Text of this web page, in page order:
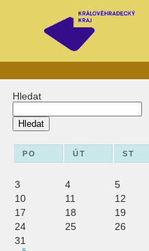
Hledat
Hledat
PO ÚT ST
3 4
5
10
11
12
17
18
19
24
25
26
31